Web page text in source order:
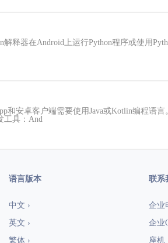
释器在Android上运行Python程序或使用
安卓客户端需要使用Java或Kotlin编程语
工具：And
语言版本
中文 ›
英文 ›
繁体 ›
联系
企业
企业
座机